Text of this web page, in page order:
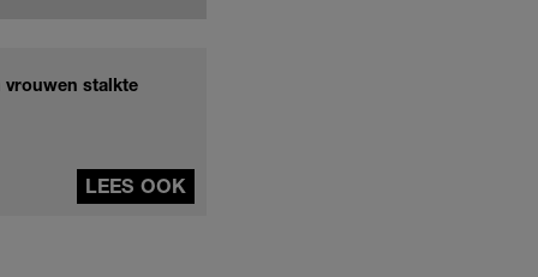
vrouwen stalkte
LEES OOK